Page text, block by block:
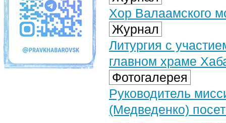
Хор Валаамского
Журнал
Литургия с
главном храме
Фотогалерея
Руководитель
(Медведенко)